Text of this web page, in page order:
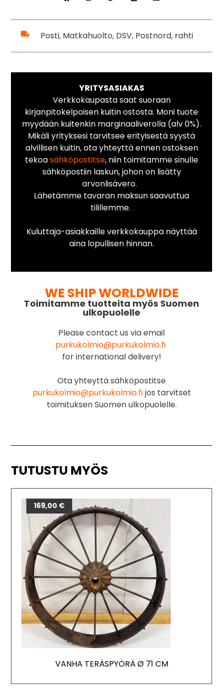
Posti, Matkahuolto, DSV, Postnord, rahti
YRITYSASIAKAS
Verkkokaupasta saat suoraan
kirjanpitokelpoisen kuitin ostosta. Moni tuote
myydään kuitenkin marginaaliverolla (alv 0%).
Mikäli yrityksesi tarvitsee erityisestä syystä
alvillisen kuitin, ota yhteyttä ennen ostoksen
tekoasähköpostitse, niin toimitamme sinulle
sähköpostiin laskun, johon on lisätty
arvonlisävero.
Lähetämme tavaran maksun saavuttua
tilillemme.
Kuluttaja-asiakkaille verkkokauppa näyttää
aina lopullisen hinnan.
WE SHIP WORLDWIDE
Toimitamme tuotteita myös Suomen
ulkopuolelle
Please contact us via email
purkukolmio@purkukolmio.fi
for international delivery!
Ota yhteyttä sähköpostitse
purkukolmio@purkukolmio.fijos tarvitset
toimituksen Suomen ulkopuolelle.
TUTUSTU MYÖS
VANHA TERÄSPYÖRÄ Ø 71 CM
169,00 €